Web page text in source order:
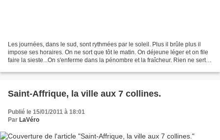
Les journées, dans le sud, sont rythmées par le soleil. Plus il brûle plus il
impose ses horaires. On ne sort que tôt le matin. On déjeune léger et on file
faire la sieste...On s'enferme dans la pénombre et la fraîcheur. Rien ne sert
Saint-Affrique, la ville aux 7 collines.
Publié le 15/01/2011 à 18:01
Par LaVéro